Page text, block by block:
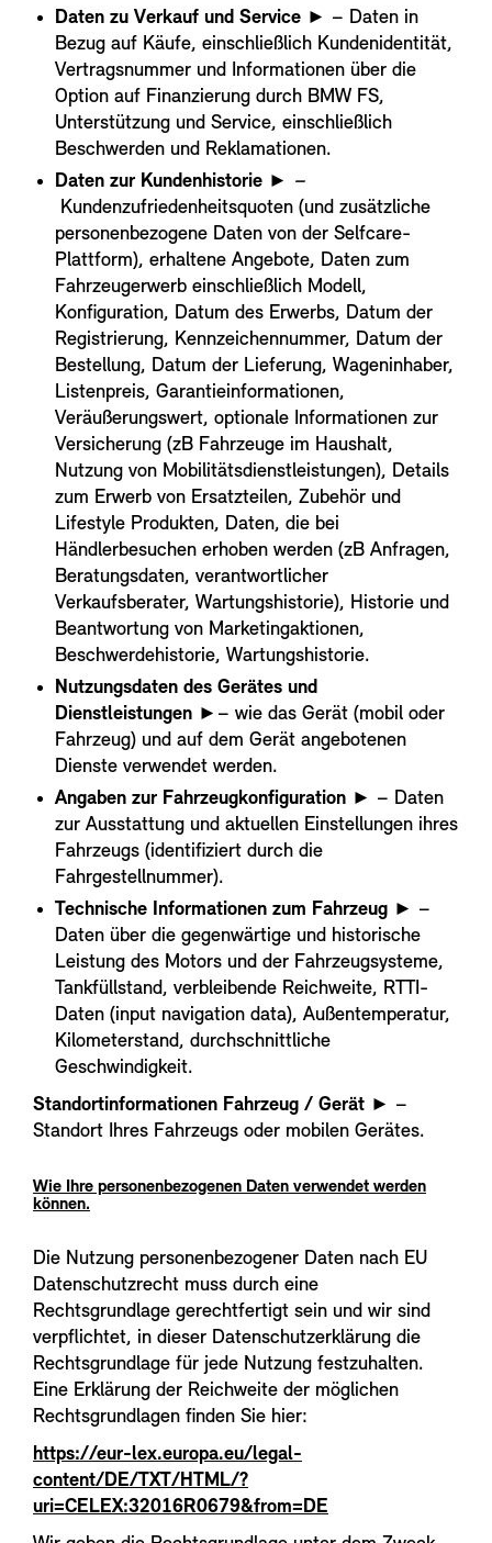
Daten zu Verkauf und Service ► – Daten in
Bezug auf Käufe, einschließlich Kundenidentität,
Vertragsnummer und Informationen über die
Option auf Finanzierung durch BMW FS,
Unterstützung und Service, einschließlich
Beschwerden und Reklamationen.
Daten zur Kundenhistorie ► –
Kundenzufriedenheitsquoten (und zusätzliche
personenbezogene Daten von der Selfcare-
Plattform), erhaltene Angebote, Daten zum
Fahrzeugerwerb einschließlich Modell,
Konfiguration, Datum des Erwerbs, Datum der
Registrierung, Kennzeichennummer, Datum der
Bestellung, Datum der Lieferung, Wageninhaber,
Listenpreis, Garantieinformationen,
Veräußerungswert, optionale Informationen zur
Versicherung (zB Fahrzeuge im Haushalt,
Nutzung von Mobilitätsdienstleistungen), Details
zum Erwerb von Ersatzteilen, Zubehör und
Lifestyle Produkten, Daten, die bei
Händlerbesuchen erhoben werden (zB Anfragen,
Beratungsdaten, verantwortlicher
Verkaufsberater, Wartungshistorie), Historie und
Beantwortung von Marketingaktionen,
Beschwerdehistorie, Wartungshistorie.
Nutzungsdaten des Gerätes und
Dienstleistungen ►– wie das Gerät (mobil oder
Fahrzeug) und auf dem Gerät angebotenen
Dienste verwendet werden.
Angaben zur Fahrzeugkonfiguration ► – Daten
zur Ausstattung und aktuellen Einstellungen ihres
Fahrzeugs (identifiziert durch die
Fahrgestellnummer).
Technische Informationen zum Fahrzeug ► –
Daten über die gegenwärtige und historische
Leistung des Motors und der Fahrzeugsysteme,
Tankfüllstand, verbleibende Reichweite, RTTI-
Daten (input navigation data), Außentemperatur,
Kilometerstand, durchschnittliche
Geschwindigkeit.
Standortinformationen Fahrzeug / Gerät ► –
Standort Ihres Fahrzeugs oder mobilen Gerätes.
Wie Ihre personenbezogenen Daten verwendet werden
können.
Die Nutzung personenbezogener Daten nach EU
Datenschutzrecht muss durch eine
Rechtsgrundlage gerechtfertigt sein und wir sind
verpflichtet, in dieser Datenschutzerklärung die
Rechtsgrundlage für jede Nutzung festzuhalten.
Eine Erklärung der Reichweite der möglichen
Rechtsgrundlagen finden Sie hier:
https://eur-lex.europa.eu/legal-
content/DE/TXT/HTML/?
uri=CELEX:32016R0679&from=DE